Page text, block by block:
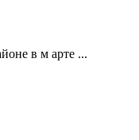
в м арте ...